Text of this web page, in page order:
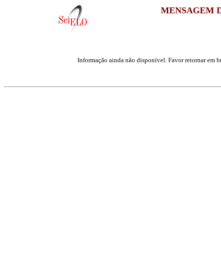
MENSAGEM
Informação ainda não disponível. Favor retornar em